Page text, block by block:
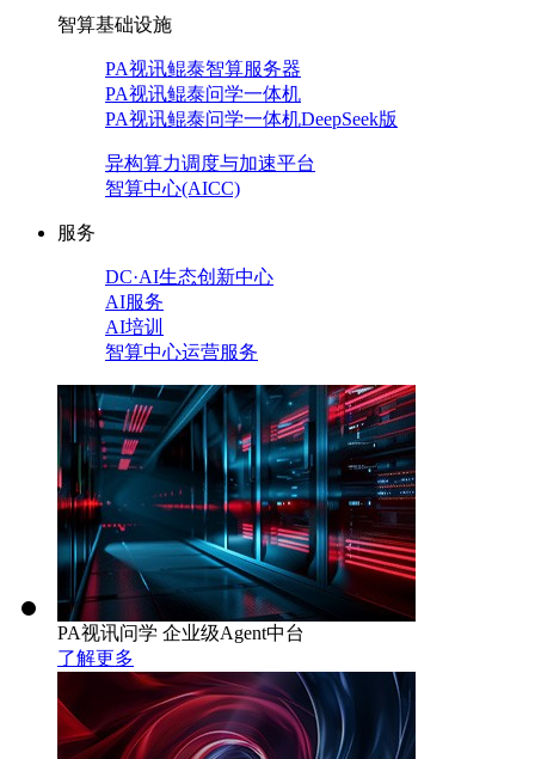
智算基础设施
PA视讯鲲泰智算服务器
PA视讯鲲泰问学一体机
PA视讯鲲泰问学一体机DeepSeek版
异构算力调度与加速平台
智算中心(AICC)
服务
DC·AI生态创新中心
AI服务
AI培训
智算中心运营服务
PA视讯问学 企业级Agent中台
了解更多